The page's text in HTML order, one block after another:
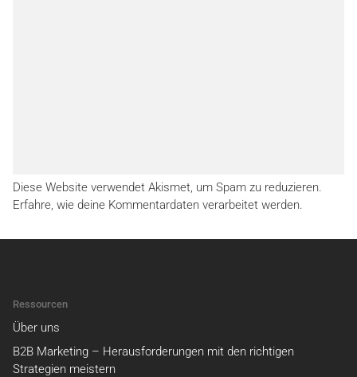
Diese Website verwendet Akismet, um Spam zu reduzieren.
Erfahre, wie deine Kommentardaten verarbeitet werden.
Ressourcen
Über uns
B2B Marketing – Herausforderungen mit den richtigen
Strategien meistern